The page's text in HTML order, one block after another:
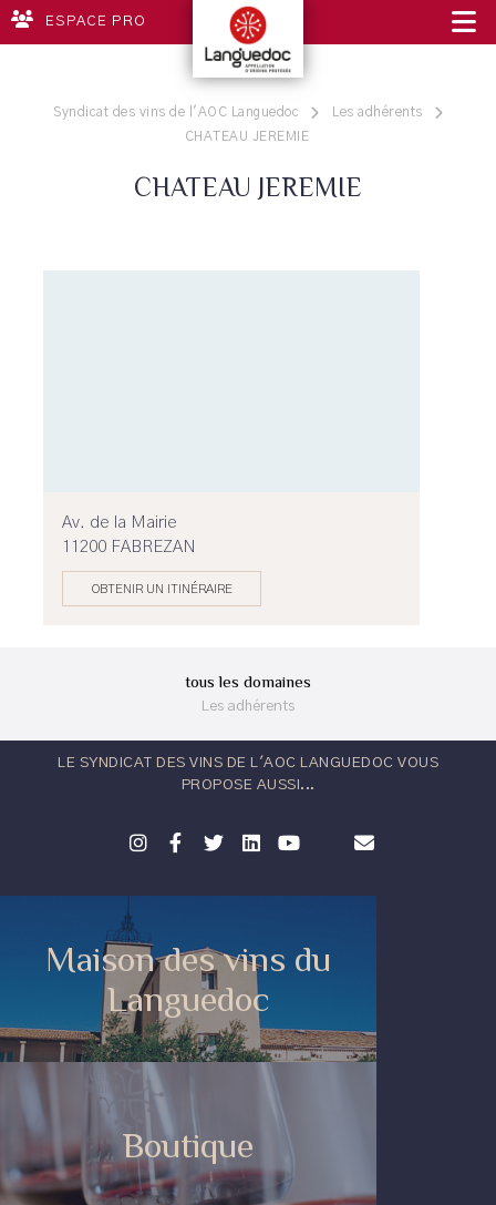
ESPACE PRO
Syndicat des vins de l'AOC Languedoc
Les adhérents
CHATEAU JEREMIE
CHATEAU JEREMIE
Av. de la Mairie
11200 FABREZAN
OBTENIR UN ITINÉRAIRE
tous les domaines
Les adhérents
LE SYNDICAT DES VINS DE L'AOC LANGUEDOC VOUS
PROPOSE AUSSI...
Maison des vins du
Languedoc
Boutique